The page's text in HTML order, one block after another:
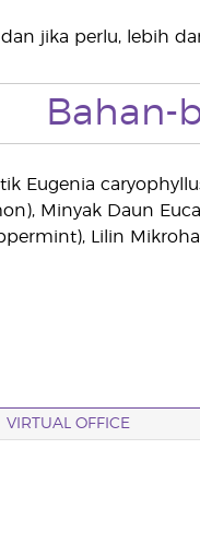
jika perlu, lebih
Bahan-
Eugenia
Minyak Daun
Lilin
VIRTUAL OFFICE